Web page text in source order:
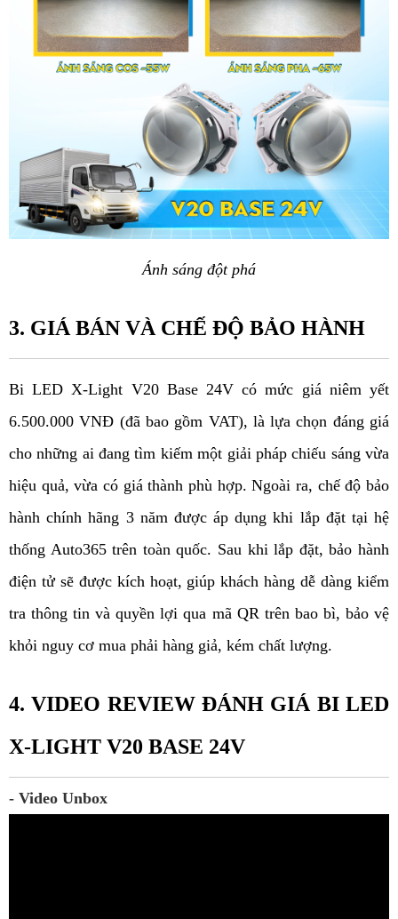
Ánh sáng đột phá
3. GIÁ BÁN VÀ CHẾ ĐỘ BẢO HÀNH
Bi LED X-Light V20 Base 24V có mức giá niêm yết
6.500.000 VNĐ (đã bao gồm VAT), là lựa chọn đáng giá
cho những ai đang tìm kiếm một giải pháp chiếu sáng vừa
hiệu quả, vừa có giá thành phù hợp. Ngoài ra, chế độ bảo
hành chính hãng 3 năm được áp dụng khi lắp đặt tại hệ
thống Auto365 trên toàn quốc. Sau khi lắp đặt, bảo hành
điện tử sẽ được kích hoạt, giúp khách hàng dễ dàng kiểm
tra thông tin và quyền lợi qua mã QR trên bao bì, bảo vệ
khỏi nguy cơ mua phải hàng giả, kém chất lượng.
4. VIDEO REVIEW ĐÁNH GIÁ BI LED
X-LIGHT V20 BASE 24V
- Video Unbox